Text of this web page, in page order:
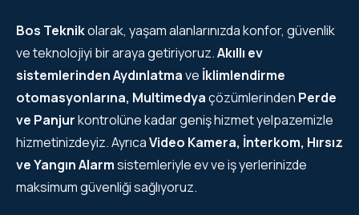
Bos Teknikolarak, yaşam alanlarınızda konfor, güvenlik
ve teknolojiyi bir araya getiriyoruz.Akıllı ev
sistemlerindenAydınlatmave İklimlendirme
otomasyonlarına, Multimedyaçözümlerinden Perde
ve Panjurkontrolüne kadar geniş hizmet yelpazemizle
hizmetinizdeyiz. AyrıcaVideo Kamera, İnterkom, Hırsız
ve Yangın Alarmsistemleriyle ev ve iş yerlerinizde
maksimum güvenliği sağlıyoruz.